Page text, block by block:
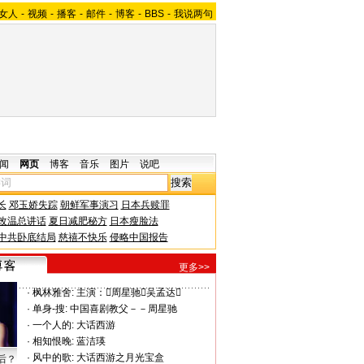
人 - 视频 - 播客 - 邮件 - 博客 - BBS - 我说两句
网页 博客 音乐 图片 说吧
邓玉娇失踪 朝鲜军事演习 日本兵赎罪
温总讲话 夏日减肥秘方 日本瘦脸法
共卧底结局 慈禧不快乐 侵略中国报告
更多>>
？
· 枫林雅舍: 主演：周星驰吴孟达
· 单身-搜: 中国喜剧教父－－周星驰
· 一个人的: 大话西游
· 相知恨晚: 蓝洁瑛
· 风中的歌: 大话西游之月光宝盒